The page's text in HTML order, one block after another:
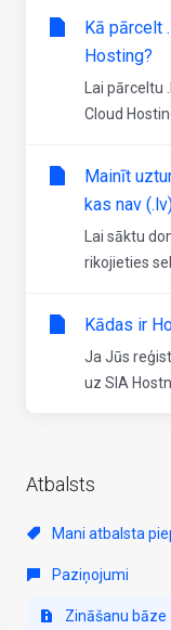
Atbalsts
Mani atbalsta
Paziņojumi
Zināšanu bāze
Kā pārcelt
Hosting?
Lai
Cloud
Mainīt
kas nav
Lai sāktu
rikojieties
Kādas ir
Ja Jūs
uz SIA